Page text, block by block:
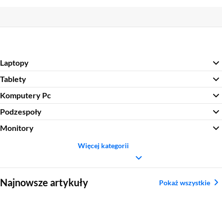
Laptopy
Tablety
Komputery Pc
Podzespoły
Monitory
Więcej kategorii
Najnowsze artykuły Pokaż wszystkie